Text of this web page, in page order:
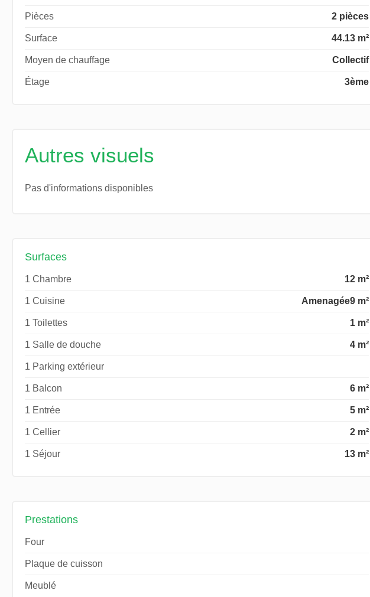
Pièces 2 pièces
Surface 44.13 m²
Moyen de chauffage Collectif
Étage 3ème
Autres visuels
Pas d'informations disponibles
Surfaces
1 Chambre 12 m²
1 Cuisine 9 m²
Amenagée
1 Toilettes 1 m²
1 Salle de douche 4 m²
1 Parking extérieur
1 Balcon 6 m²
1 Entrée 5 m²
1 Cellier 2 m²
1 Séjour 13 m²
Prestations
Four
Plaque de cuisson
Meublé